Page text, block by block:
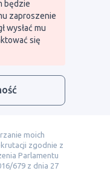
będzie
zaproszenie
wysłać mu
się
moich
zgodnie z
Parlamentu
679 z dnia 27